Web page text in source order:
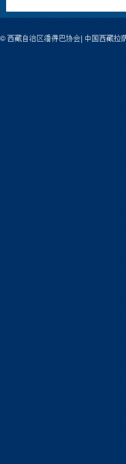
© 西藏自治区潘得巴协会| 中国西藏拉